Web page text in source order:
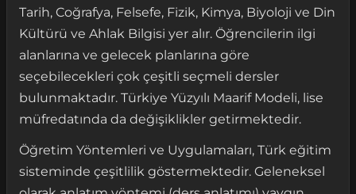
Tarih, Coğrafya, Felsefe, Fizik, Kimya, Biyoloji ve Din
Kültürü ve Ahlak Bilgisi yer alır. Öğrencilerin ilgi
alanlarına ve gelecek planlarına göre
seçebilecekleri çok çeşitli seçmeli dersler
bulunmaktadır. Türkiye Yüzyılı Maarif Modeli, lise
müfredatında da değişiklikler getirmektedir.
Öğretim Yöntemleri ve Uygulamaları, Türk eğitim
sisteminde çeşitlilik göstermektedir. Geleneksel